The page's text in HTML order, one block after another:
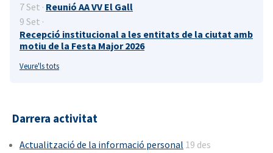
7 Set · Reunió AA VV El Gall
9 Set ·
Recepció institucional a les entitats de la ciutat amb
motiu de la Festa Major 2026
Veure'ls tots
Darrera activitat
Actualització de la informació personal 19 des